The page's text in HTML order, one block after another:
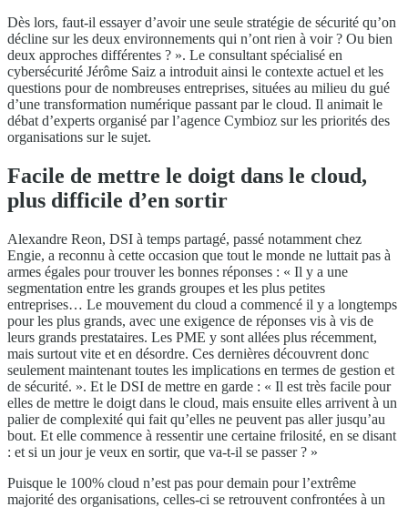
Dès lors, faut-il essayer d’avoir une seule stratégie de sécurité qu’on
décline sur les deux environnements qui n’ont rien à voir ? Ou bien
deux approches différentes ? ». Le consultant spécialisé en
cybersécurité Jérôme Saiz a introduit ainsi le contexte actuel et les
questions pour de nombreuses entreprises, situées au milieu du gué
d’une transformation numérique passant par le cloud. Il animait le
débat d’experts organisé par l’agence Cymbioz sur les priorités des
organisations sur le sujet.
Facile de mettre le doigt dans le cloud,
plus difficile d’en sortir
Alexandre Reon, DSI à temps partagé, passé notamment chez
Engie, a reconnu à cette occasion que tout le monde ne luttait pas à
armes égales pour trouver les bonnes réponses : « Il y a une
segmentation entre les grands groupes et les plus petites
entreprises… Le mouvement du cloud a commencé il y a longtemps
pour les plus grands, avec une exigence de réponses vis à vis de
leurs grands prestataires. Les PME y sont allées plus récemment,
mais surtout vite et en désordre. Ces dernières découvrent donc
seulement maintenant toutes les implications en termes de gestion et
de sécurité. ». Et le DSI de mettre en garde : « Il est très facile pour
elles de mettre le doigt dans le cloud, mais ensuite elles arrivent à un
palier de complexité qui fait qu’elles ne peuvent pas aller jusqu’au
bout. Et elle commence à ressentir une certaine frilosité, en se disant
: et si un jour je veux en sortir, que va-t-il se passer ? »
Puisque le 100% cloud n’est pas pour demain pour l’extrême
majorité des organisations, celles-ci se retrouvent confrontées à un